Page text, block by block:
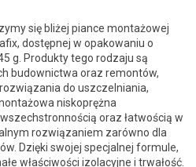
się bliżej piance montażowej
dostępnej w opakowaniu o
g. Produkty tego rodzaju są
budownictwa oraz remontów,
do uszczelniania,
niskoprężna
oraz łatwością w
rozwiązaniem zarówno dla
Dzięki swojej specjalnej formule,
właściwości izolacyjne i trwałość.